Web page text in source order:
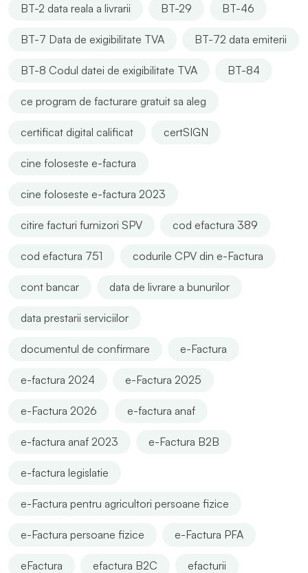
BT-2 data reala a livrarii BT-29 BT-46
BT-7 Data de exigibilitate TVA BT-72 data emiterii
BT-8 Codul datei de exigibilitate TVA BT-84
ce program de facturare gratuit sa aleg
certificat digital calificat certSIGN
cine foloseste e-factura
cine foloseste e-factura 2023
citire facturi furnizori SPV cod efactura 389
cod efactura 751 codurile CPV din e-Factura
cont bancar data de livrare a bunurilor
data prestarii serviciilor
documentul de confirmare e-Factura
e-factura 2024 e-Factura 2025
e-Factura 2026 e-factura anaf
e-factura anaf 2023 e-Factura B2B
e-factura legislatie
e-Factura pentru agricultori persoane fizice
e-Factura persoane fizice e-Factura PFA
eFactura efactura B2C efacturii